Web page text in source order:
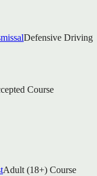
Defensive Driving
Course
Adult (18+) Course